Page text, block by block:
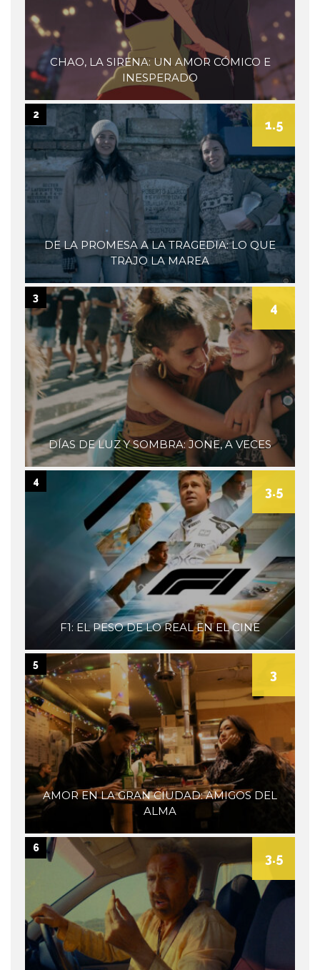
CHAO, LA SIRENA: UN AMOR CÓMICO E
INESPERADO
DE LA PROMESA A LA TRAGEDIA: LO QUE
TRAJO LA MAREA
1.5
2
DÍAS DE LUZ Y SOMBRA: JONE, A VECES
4
3
F1: EL PESO DE LO REAL EN EL CINE
3.5
4
AMOR EN LA GRAN CIUDAD: AMIGOS DEL
ALMA
3
5
3.5
6